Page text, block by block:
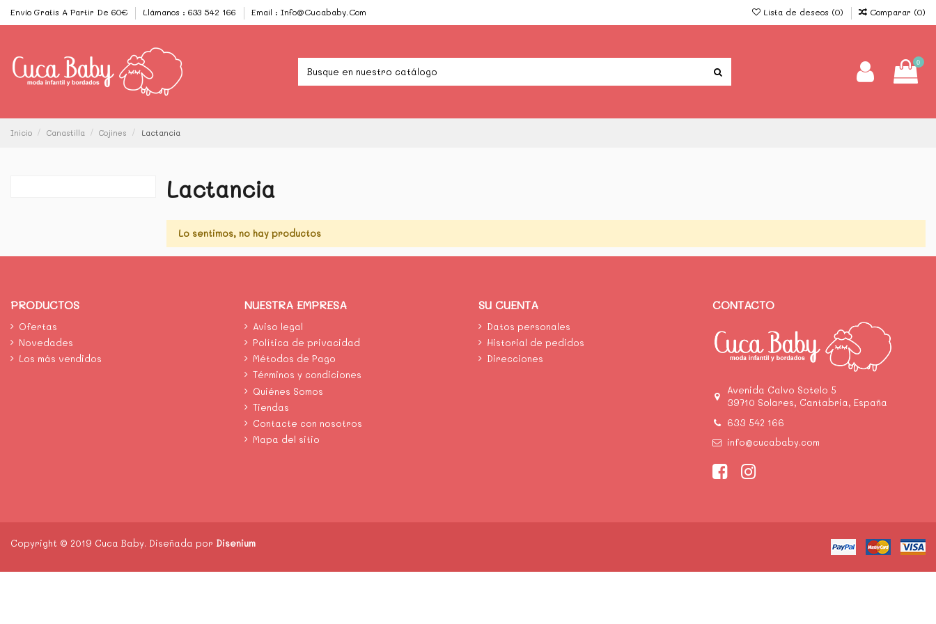
Envío Gratis A Partir De 60€ Llámanos : 633 542 166 Email : Info@Cucababy.Com Lista de deseos (0) Comparar (0)
0
Inicio Canastilla Cojines Lactancia
Lactancia
Lo sentimos, no hay productos
PRODUCTOS
Ofertas
Novedades
Los más vendidos
NUESTRA EMPRESA
Aviso legal
Política de privacidad
Métodos de Pago
Términos y condiciones
Quiénes Somos
Tiendas
Contacte con nosotros
Mapa del sitio
SU CUENTA
Datos personales
Historial de pedidos
Direcciones
CONTACTO
Avenida Calvo Sotelo 5
39710 Solares, Cantabria, España
633 542 166
info@cucababy.com
Copyright © 2019 Cuca Baby. Diseñada por Disenium